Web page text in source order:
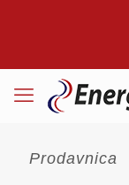
Prodavnica